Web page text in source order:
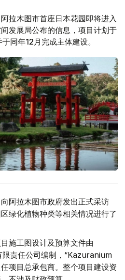
阿拉木图市首座日本花园即将进入
发展局公布的信息，项目计划于
同年12月完成主体建设。
阿拉木图市政府发出正式采访
绿化植物种类等相关情况进行了
施工图设计及预算文件由
责任公司编制，“Kazuranium
项目总承包商。整个项目建设资